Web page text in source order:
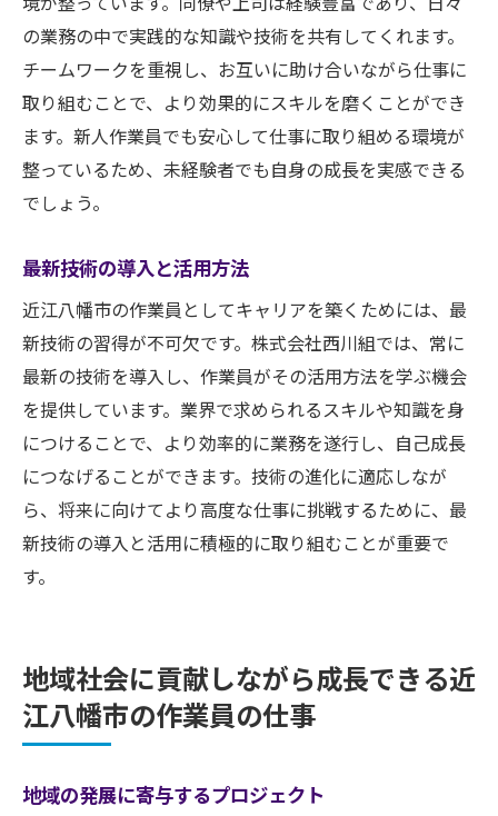
の業務の中で実践的な知識や技術を共有してくれます。
チームワークを重視し、お互いに助け合いながら仕事に
取り組むことで、より効果的にスキルを磨くことができ
ます。新人作業員でも安心して仕事に取り組める環境が
整っているため、未経験者でも自身の成長を実感できる
でしょう。
最新技術の導入と活用方法
近江八幡市の作業員としてキャリアを築くためには、最
新技術の習得が不可欠です。株式会社西川組では、常に
最新の技術を導入し、作業員がその活用方法を学ぶ機会
を提供しています。業界で求められるスキルや知識を身
につけることで、より効率的に業務を遂行し、自己成長
につなげることができます。技術の進化に適応しなが
ら、将来に向けてより高度な仕事に挑戦するために、最
新技術の導入と活用に積極的に取り組むことが重要で
す。
地域社会に貢献しながら成長できる近
江八幡市の作業員の仕事
地域の発展に寄与するプロジェクト